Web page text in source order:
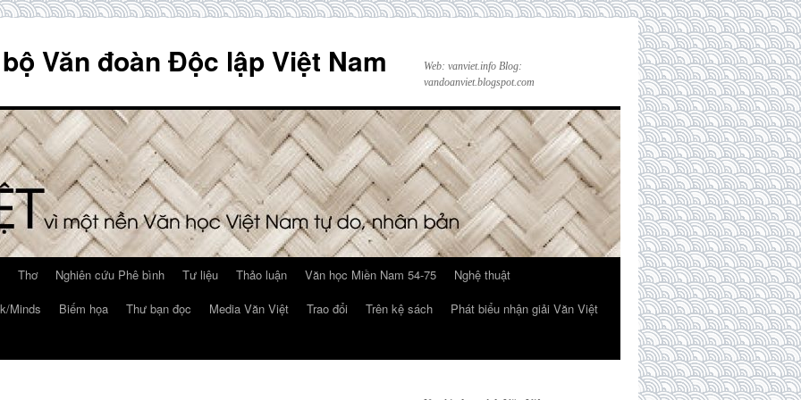
Văn đoàn Độc lập Việt Nam
Web: vanviet.info Blog:
vandoanviet.blogspot.com
Thơ Nghiên cứu Phê bình Tư liệu Thảo luận Văn học Miền Nam 54-75
Nghệ thuật
Minds Biếm họa Thư bạn đọc Media Văn Việt Trao đổi Trên kệ sách
Phát biểu nhận giải Văn Việt